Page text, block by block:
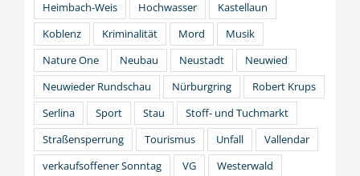
Heimbach-Weis
Hochwasser
Kastellaun
Koblenz
Kriminalität Mord
Musik
Nature One
Neubau Neustadt
Neuwied
Neuwieder Rundschau
Nürburgring
Robert Krups
Serlina
Sport Stau
Stoff- und Tuchmarkt
Straßensperrung
Tourismus Unfall
Vallendar
verkaufsoffener Sonntag
VG
Westerwald